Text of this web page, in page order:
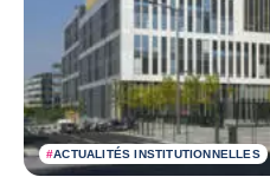
#ACTUALITÉS INSTITUTIONNELLES